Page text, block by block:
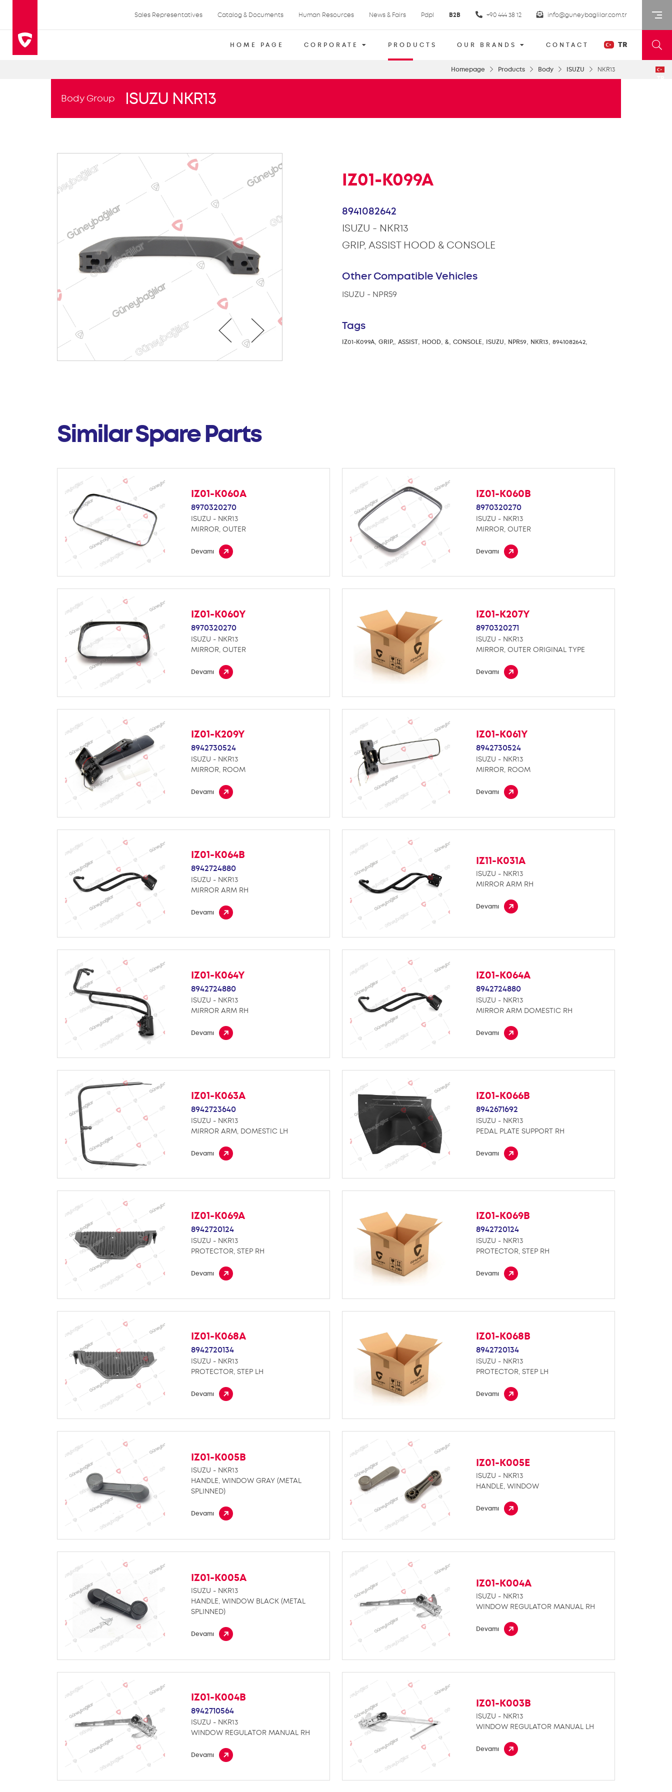
Sales Representatives Catalog & Documents Human Resources News & Fairs Pdpl B2B +90 444 38 12 info@guneybaglilar.com.tr
HOME PAGE CORPORATE PRODUCTS OUR BRANDS CONTACT TR
Homepage Products Body ISUZU NKR13
Body Group ISUZU NKR13
IZ01-K099A
8941082642
ISUZU - NKR13
GRIP, ASSIST HOOD & CONSOLE
Other Compatible Vehicles
ISUZU - NPR59
Tags
IZ01-K099A, GRIP,, ASSIST, HOOD, &, CONSOLE, ISUZU, NPR59, NKR13, 8941082642,
Similar Spare Parts
IZ01-K060A
8970320270
ISUZU - NKR13
MIRROR, OUTER
Devamı
IZ01-K060B
8970320270
ISUZU - NKR13
MIRROR, OUTER
Devamı
IZ01-K060Y
8970320270
ISUZU - NKR13
MIRROR, OUTER
Devamı
IZ01-K207Y
8970320271
ISUZU - NKR13
MIRROR, OUTER ORIGINAL TYPE
Devamı
IZ01-K209Y
8942730524
ISUZU - NKR13
MIRROR, ROOM
Devamı
IZ01-K061Y
8942730524
ISUZU - NKR13
MIRROR, ROOM
Devamı
IZ01-K064B
8942724880
ISUZU - NKR13
MIRROR ARM RH
Devamı
IZ11-K031A
ISUZU - NKR13
MIRROR ARM RH
Devamı
IZ01-K064Y
8942724880
ISUZU - NKR13
MIRROR ARM RH
Devamı
IZ01-K064A
8942724880
ISUZU - NKR13
MIRROR ARM DOMESTIC RH
Devamı
IZ01-K063A
8942723640
ISUZU - NKR13
MIRROR ARM, DOMESTIC LH
Devamı
IZ01-K066B
8942671692
ISUZU - NKR13
PEDAL PLATE SUPPORT RH
Devamı
IZ01-K069A
8942720124
ISUZU - NKR13
PROTECTOR, STEP RH
Devamı
IZ01-K069B
8942720124
ISUZU - NKR13
PROTECTOR, STEP RH
Devamı
IZ01-K068A
8942720134
ISUZU - NKR13
PROTECTOR, STEP LH
Devamı
IZ01-K068B
8942720134
ISUZU - NKR13
PROTECTOR, STEP LH
Devamı
IZ01-K005B
ISUZU - NKR13
HANDLE, WINDOW GRAY (METAL
SPLINNED)
Devamı
IZ01-K005E
ISUZU - NKR13
HANDLE, WINDOW
Devamı
IZ01-K005A
ISUZU - NKR13
HANDLE, WINDOW BLACK (METAL
SPLINNED)
Devamı
IZ01-K004A
ISUZU - NKR13
WINDOW REGULATOR MANUAL RH
Devamı
IZ01-K004B
8942710564
ISUZU - NKR13
WINDOW REGULATOR MANUAL RH
Devamı
IZ01-K003B
ISUZU - NKR13
WINDOW REGULATOR MANUAL LH
Devamı